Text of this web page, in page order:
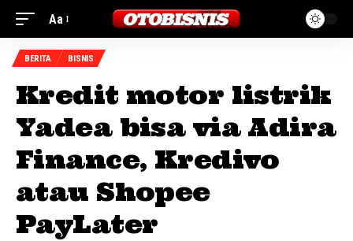
Aa
BERITA BISNIS
Kredit motor listrik
Yadea bisa via Adira
Finance, Kredivo
atau Shopee
PayLater